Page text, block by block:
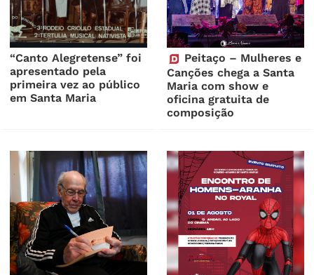
“Canto Alegretense” foi
apresentado pela
primeira vez ao público
em Santa Maria
Peitaço – Mulheres e
Canções chega a Santa
Maria com show e
oficina gratuita de
composição